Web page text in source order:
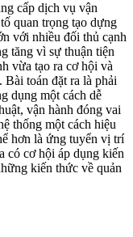
cấp dịch vụ vận
quan trọng tạo dựng
với nhiều đối thủ cạnh
tăng vì sự thuận tiện
vừa tạo ra cơ hội và
toán đặt ra là phải
dụng một cách dễ
vận hành đóng vai
thống một cách hiệu
hơn là ứng tuyển vị trí
có cơ hội áp dụng kiến
kiến thức về quản